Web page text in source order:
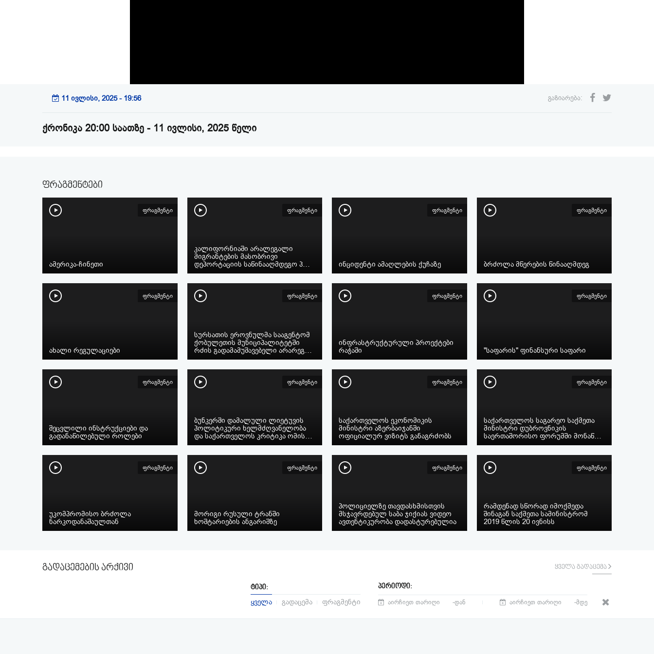
გაზიარება:
11 ივლისი, 2025 - 19:56
ქრონიკა 20:00 საათზე - 11 ივლისი, 2025 წელი
ფრაგმენტები
ფრაგმენტი
ამერიკა-ჩინეთი
ფრაგმენტი
კალიფორნიაში არალეგალი
მიგრანტების მასობრივი
დეპორტაციის საწინააღმდეგო პ…
ფრაგმენტი
ინციდენტი ამაღლების ქუჩაზე
ფრაგმენტი
ბრძოლა მწერების წინააღმდეგ
ფრაგმენტი
ახალი რეგულაციები
ფრაგმენტი
სურსათის ეროვნულმა სააგენტომ
ქობულეთის მუნიციპალიტეტში
რძის გადამამუშავებელი არარეგ…
ფრაგმენტი
ინფრასტრუქტურული პროექტები
რაჭაში
ფრაგმენტი
"საფარის" ფინანსური საფარი
ფრაგმენტი
შეცვლილი ინსტრუქციები და
გადანაწილებული როლები
ფრაგმენტი
ბუნკერში დამალული ლიეტუვის
პოლიტიკური ხელმძღვანელობა
და საქართველოს კრიტიკა ომის…
ფრაგმენტი
საქართველოს ეკონომიკის
მინისტრი აზერბაიჯანში
ოფიციალურ ვიზიტს განაგრძობს
ფრაგმენტი
საქართველოს საგარეო საქმეთა
მინისტრი დუბროვნიკის
საერთაშორისო ფორუმში მონაწ…
ფრაგმენტი
უკომპრომისო ბრძოლა
ნარკოდანაშაულთან
ფრაგმენტი
მორიგი რუსული ტრანში
ხოშტარიების ანგარიშზე
ფრაგმენტი
პოლიციელზე თავდასხმისთვის
მსჯავრდებულ საბა ჯიქიას ვიდეო
ავთენტიკურობა დადასტურებულია
ფრაგმენტი
რამდენად სწორად იმოქმედა
შინაგან საქმეთა სამინისტრომ
2019 წლის 20 ივნისს
გადაცემების არქივი ყველა გადაცემა
ტიპი:
ყველა გადაცემა ფრაგმენტი
პერიოდი:
-დან
-მდე